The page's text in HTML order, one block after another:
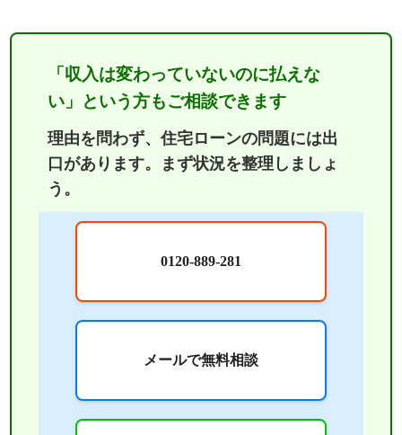
「収入は変わっていないのに払えな
い」という方もご相談できます
理由を問わず、住宅ローンの問題には出
口があります。まず状況を整理しましょ
う。
0120-889-281
メールで無料相談